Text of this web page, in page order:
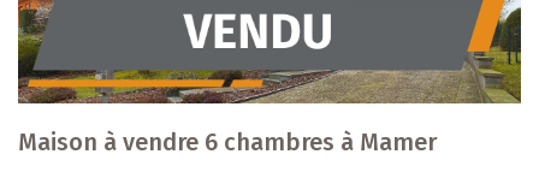
Maison à vendre 6 chambres à Mamer